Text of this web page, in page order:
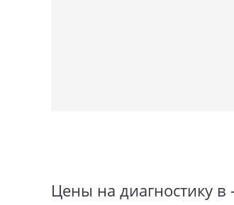
Цены на диагностику